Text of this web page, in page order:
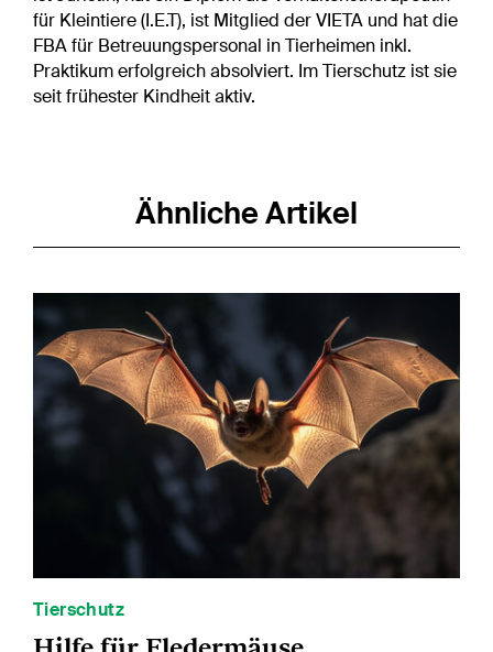
für Kleintiere (I.E.T), ist Mitglied der VIETA und hat die
FBA für Betreuungspersonal in Tierheimen inkl.
Praktikum erfolgreich absolviert. Im Tierschutz ist sie
seit frühester Kindheit aktiv.
Ähnliche Artikel
Tierschutz